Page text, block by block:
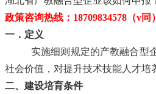
政策咨询热线： 18709834578（v同 ）
一．定义
实施细则规定的产教融合型
社会价值，对提升技术技能人才
二、 建设培育条件